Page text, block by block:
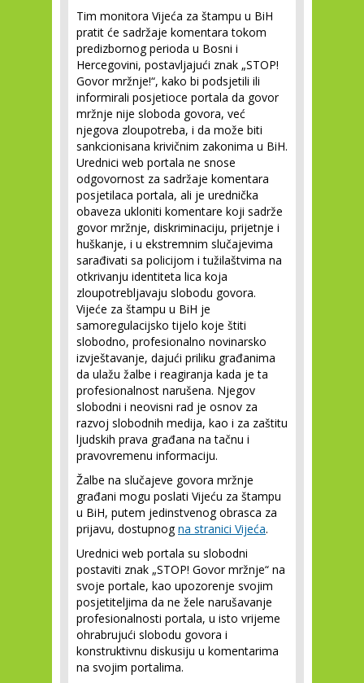
Tim monitora Vijeća za štampu u BiH
pratit će sadržaje komentara tokom
predizbornog perioda u Bosni i
Hercegovini, postavljajući znak „STOP!
Govor mržnje!“, kako bi podsjetili ili
informirali posjetioce portala da govor
mržnje nije sloboda govora, već
njegova zloupotreba, i da može biti
sankcionisana krivičnim zakonima u BiH.
Urednici web portala ne snose
odgovornost za sadržaje komentara
posjetilaca portala, ali je urednička
obaveza ukloniti komentare koji sadrže
govor mržnje, diskriminaciju, prijetnje i
huškanje, i u ekstremnim slučajevima
sarađivati sa policijom i tužilaštvima na
otkrivanju identiteta lica koja
zloupotrebljavaju slobodu govora.
Vijeće za štampu u BiH je
samoregulacijsko tijelo koje štiti
slobodno, profesionalno novinarsko
izvještavanje, dajući priliku građanima
da ulažu žalbe i reagiranja kada je ta
profesionalnost narušena. Njegov
slobodni i neovisni rad je osnov za
razvoj slobodnih medija, kao i za zaštitu
ljudskih prava građana na tačnu i
pravovremenu informaciju.
Žalbe na slučajeve govora mržnje
građani mogu poslati Vijeću za štampu
u BiH, putem jedinstvenog obrasca za
prijavu, dostupnogna stranici Vijeća.
Urednici web portala su slobodni
postaviti znak „STOP! Govor mržnje“ na
svoje portale, kao upozorenje svojim
posjetiteljima da ne žele narušavanje
profesionalnosti portala, u isto vrijeme
ohrabrujući slobodu govora i
konstruktivnu diskusiju u komentarima
na svojim portalima.